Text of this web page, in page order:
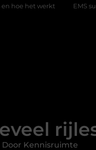
EMS suits en EMS
Door Kennisruimte